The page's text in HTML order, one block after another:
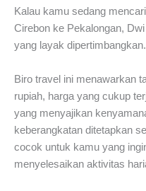
Kalau kamu sedang
Cirebon ke Pekalongan,
yang layak dipertimbangkan.
Biro travel ini menawarkan
rupiah, harga yang cukup
yang menyajikan
keberangkatan ditetapkan
cocok untuk kamu yang
menyelesaikan aktivitas